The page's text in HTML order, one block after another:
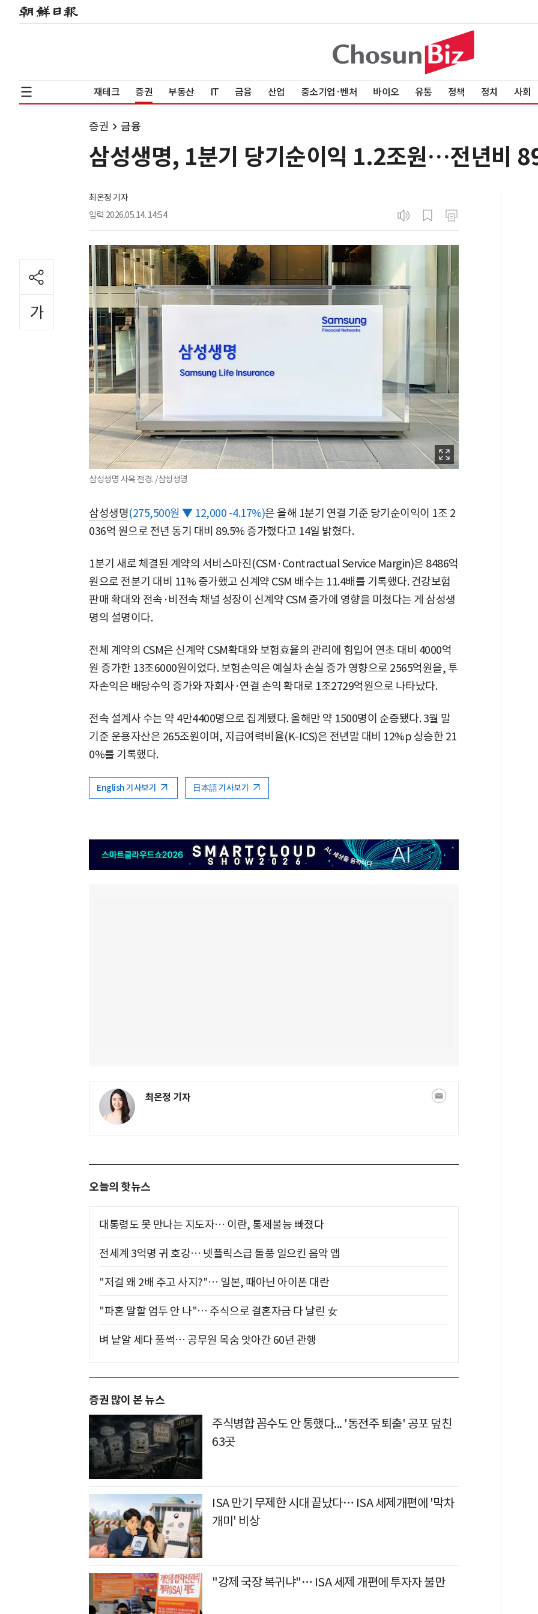
재테크 증권 부동산 IT 금융 산업 중소기업·벤처 바이오 유통 정책 정치 사회
증권 금융
삼성생명, 1분기 당기순이익 1.2조원…전년비
최온정 기자
입력 2026.05.14. 14:54
삼성생명 사옥 전경. /삼성생명
삼성생명(275,500원 ▼ 12,000 -4.17%)은 올해 1분기 연결 기준 당기순이익이 1조 2
036억 원으로 전년 동기 대비 89.5% 증가했다고 14일 밝혔다.
1분기 새로 체결된 계약의 서비스마진(CSM·Contractual Service Margin)은 8486억
원으로 전분기 대비 11% 증가했고 신계약 CSM 배수는 11.4배를 기록했다. 건강보험
판매 확대와 전속·비전속 채널 성장이 신계약 CSM 증가에 영향을 미쳤다는 게 삼성생
명의 설명이다.
전체 계약의 CSM은 신계약 CSM확대와 보험효율의 관리에 힘입어 연초 대비 4000억
원 증가한 13조6000원이었다. 보험손익은 예실차 손실 증가 영향으로 2565억원을, 투
자손익은 배당수익 증가와 자회사·연결 손익 확대로 1조2729억원으로 나타났다.
전속 설계사 수는 약 4만4400명으로 집계됐다. 올해만 약 1500명이 순증됐다. 3월 말
기준 운용자산은 265조원이며, 지급여력비율(K-ICS)은 전년말 대비 12%p 상승한 21
0%를 기록했다.
English 기사보기 日本語 기사보기
최온정 기자
오늘의 핫뉴스
대통령도 못 만나는 지도자… 이란, 통제불능 빠졌다
전세계 3억명 귀 호강… 넷플릭스급 돌풍 일으킨 음악 앱
"저걸 왜 2배 주고 사지?"… 일본, 때아닌 아이폰 대란
"파혼 말할 엄두 안 나"… 주식으로 결혼자금 다 날린 女
벼 낱알 세다 풀썩… 공무원 목숨 앗아간 60년 관행
증권 많이 본 뉴스
주식병합 꼼수도 안 통했다... '동전주 퇴출' 공포 덮친
63곳
ISA 만기 무제한 시대 끝났다… ISA 세제개편에 '막차
개미' 비상
"강제 국장 복귀냐"… ISA 세제 개편에 투자자 불만